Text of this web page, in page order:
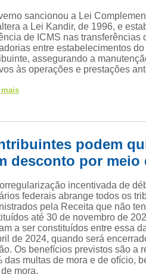
sancionou a Lei
a Lei Kandir, de 1996, e
de ICMS nas transferências
entre estabelecimentos
assegurando a
às operações e prestações
podem
desconto por meio
incentivada de
federais abrange todos os
pela Receita que não
até 30 de novembro de
a ser constituídos entre essa
de 2024, quando será
Os benefícios previstos são a
das multas de mora e de ofício,
mora.